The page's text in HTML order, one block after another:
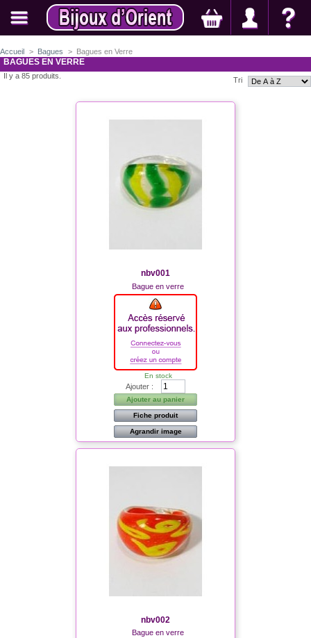
Accueil > Bagues > Bagues en Verre
BAGUES EN VERRE
Il y a 85 produits. Tri
nbv001
Bague en verre
En stock
Ajouter :
Ajouter au panier
Fiche produit
Agrandir image
nbv002
Bague en verre